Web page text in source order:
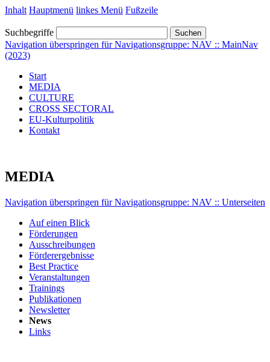
Inhalt Hauptmenü linkes Menü Fußzeile
Suchbegriffe Suchen
Navigation überspringen für Navigationsgruppe: NAV :: MainNav
(2023)
Start
MEDIA
CULTURE
CROSS SECTORAL
EU-Kulturpolitik
Kontakt
MEDIA
Navigation überspringen für Navigationsgruppe: NAV :: Unterseiten
Auf einen Blick
Förderungen
Ausschreibungen
Förderergebnisse
Best Practice
Veranstaltungen
Trainings
Publikationen
Newsletter
News
Links